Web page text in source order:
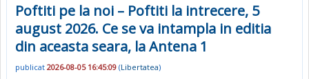
Poftiti pe la noi – Poftiti la intrecere, 5
august 2026. Ce se va intampla in editia
din aceasta seara, la Antena 1
publicat 2026-08-05 16:45:09 (Libertatea)